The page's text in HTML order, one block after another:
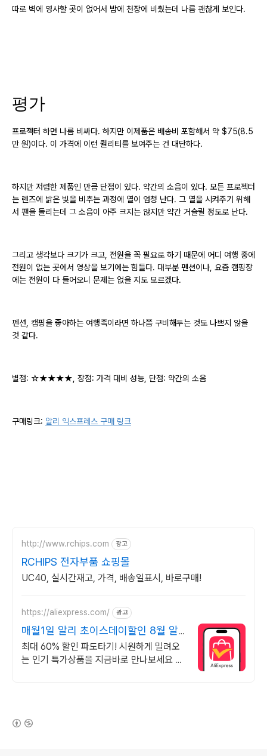
따로 벽에 영사할 곳이 없어서 밤에 천장에 비췄는데 나름 괜찮게 보인다.
평가
프로젝터 하면 나름 비싸다. 하지만 이제품은 배송비 포함해서 약 $75(8.5
만 원)이다. 이 가격에 이런 퀄리티를 보여주는 건 대단하다.
하지만 저렴한 제품인 만큼 단점이 있다. 약간의 소음이 있다. 모든 프로젝터
는 렌즈에 밝은 빛을 비추는 과정에 열이 엄청 난다. 그 열을 시켜주기 위해
서 팬을 돌리는데 그 소음이 아주 크지는 않지만 약간 거슬릴 정도로 난다.
그리고 생각보다 크기가 크고, 전원을 꼭 필요로 하기 때문에 어디 여행 중에
전원이 없는 곳에서 영상을 보기에는 힘들다. 대부분 펜션이나, 요즘 캠핑장
에는 전원이 다 들어오니 문제는 없을 지도 모르겠다.
펜션, 캠핑을 좋아하는 여행족이라면 하나쯤 구비해두는 것도 나쁘지 않을
것 같다.
별점: ☆★★★★, 장점: 가격 대비 성능, 단점: 약간의 소음
구매링크: 알리 익스프레스 구매 링크
http://www.rchips.com 광고
RCHIPS 전자부품 쇼핑몰
UC40, 실시간재고, 가격, 배송일표시, 바로구매!
https://aliexpress.com/ 광고
매월1일 알리 초이스데이할인 8월 알
리 할인혜택 파도타기
최대 60% 할인 파도타기! 시원하게 밀려오
는 인기 특가상품을 지금바로 만나보세요 쏟